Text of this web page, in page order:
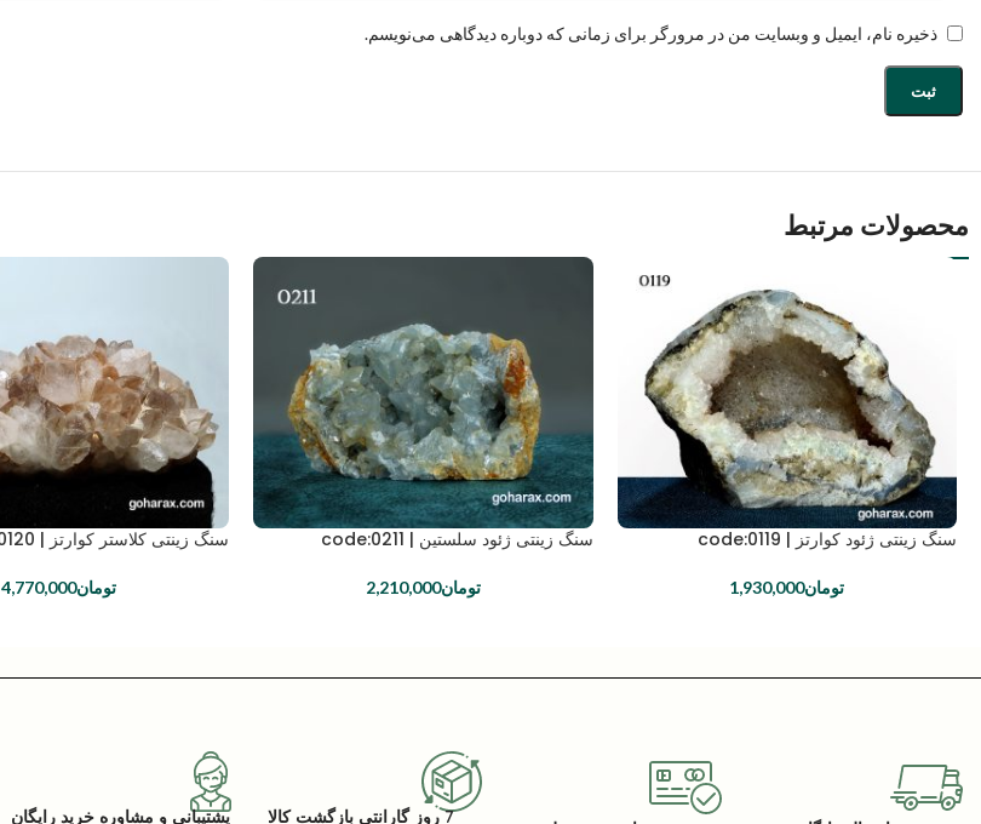
ذخیره نام، ایمیل و وبسایت من در مرورگر برای زمانی که دوباره دیدگاهی می‌نویسم.
محصولات مرتبط
سنگ زینتی ژئود کوارتز | code:0119
تومان1,930,000
سنگ زینتی ژئود سلستین | code:0211
تومان2,210,000
سنگ زینتی کلاستر کوارتز | code:0120
تومان4,770,000
7 روز گارانتی بازگشت کالا پشتیبانی و مشاوره خرید رایگان